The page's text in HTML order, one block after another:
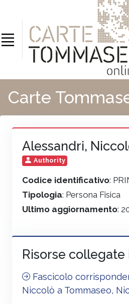
Carte
Alessandri,
Authority
Codice identificativo:
Tipologia: Persona Fisica
Ultimo aggiornamento:
Risorse
Fascicolo
Niccolò a Tommaseo,